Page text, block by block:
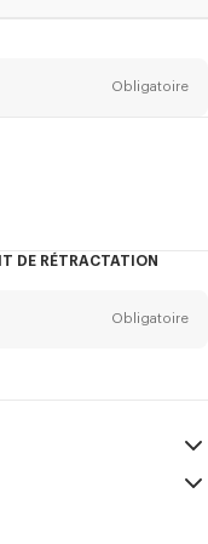
Obligatoire
DE RÉTRACTATION
Obligatoire